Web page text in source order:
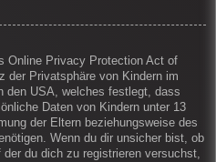
Online Privacy Protection Act of
der Privatsphäre von Kindern im
den USA, welches festlegt, dass
Daten von Kindern unter 13
der Eltern beziehungsweise des
Wenn du dir unsicher bist, ob
du dich zu registrieren versuchst,